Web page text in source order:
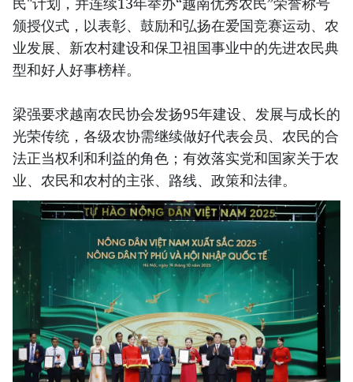
颁授仪式，以表彰、鼓励和弘扬在爱国竞赛运动、农
业发展、新农村建设和保卫祖国事业中的先进农民典
型和好人好事榜样。
梁强要求越南农民协会发扬95年建设、发展与成长的
光荣传统，各级农协需继续做好代表会员、农民的合
法正当权利和利益的角色；有效落实党和国家关于农
业、农民和农村的主张、路线、政策和法律。